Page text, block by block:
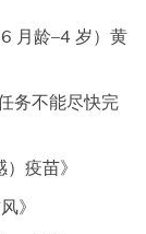
月龄–4 岁）黄
务不能尽快完
）疫苗》
》